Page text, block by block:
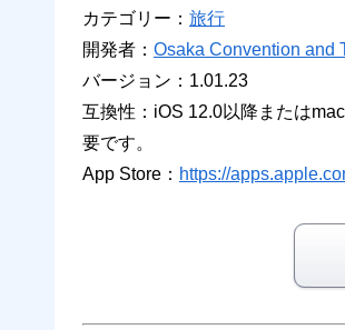
カテゴリー： 旅行
開発者： Osaka Convention and
バージョン：1.01.23
互換性：iOS 12.0以降または
要です。
App Store： https://